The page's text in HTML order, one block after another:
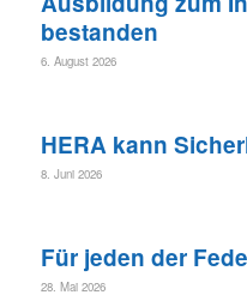
bestanden
6. August 2026
HERA kann
8. Juni 2026
Für jeden der
28. Mai 2026